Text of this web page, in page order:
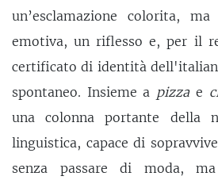
un’esclamazione colorita,
emotiva, un riflesso e, per il
certificato di identità
spontaneo. Insieme a pizzae
una colonna portante della
linguistica, capace di
senza passare di moda,